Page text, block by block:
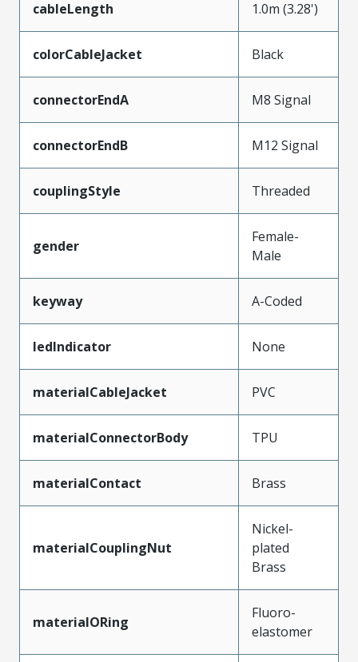
cableLength 1.0m (3.28')
colorCableJacket Black
connectorEndA M8 Signal
connectorEndB M12 Signal
couplingStyle Threaded
gender
Female-
Male
keyway A-Coded
ledIndicator None
materialCableJacket PVC
materialConnectorBody TPU
materialContact Brass
materialCouplingNut
Nickel-
plated
Brass
materialORing
Fluoro-
elastomer